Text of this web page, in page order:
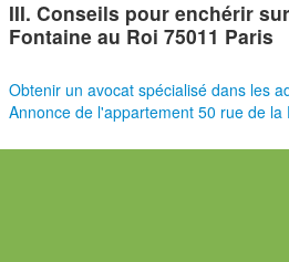
III. Conseils pour enchérir
Fontaine au Roi 75011 Paris
Obtenir un avocat spécialisé dans les
Annonce de l'appartement 50 rue de